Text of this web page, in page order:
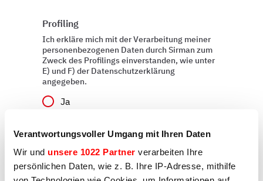
Verantwortungsvoller Umgang mit Ihren Daten
Wir und unsere 1022 Partner verarbeiten Ihre
persönlichen Daten, wie z. B. Ihre IP-Adresse, mithilfe
Profiling
Ich erkläre mich mit der Verarbeitung meiner
personenbezogenen Daten durch Sirman zum
Zweck des Profilings einverstanden, wie unter
E) und F) der Datenschutzerklärung
angegeben.
Ja
Absenden